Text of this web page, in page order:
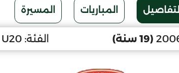
التفاصيل المباريات المسيرة
(19 سنة) الفئة: U20